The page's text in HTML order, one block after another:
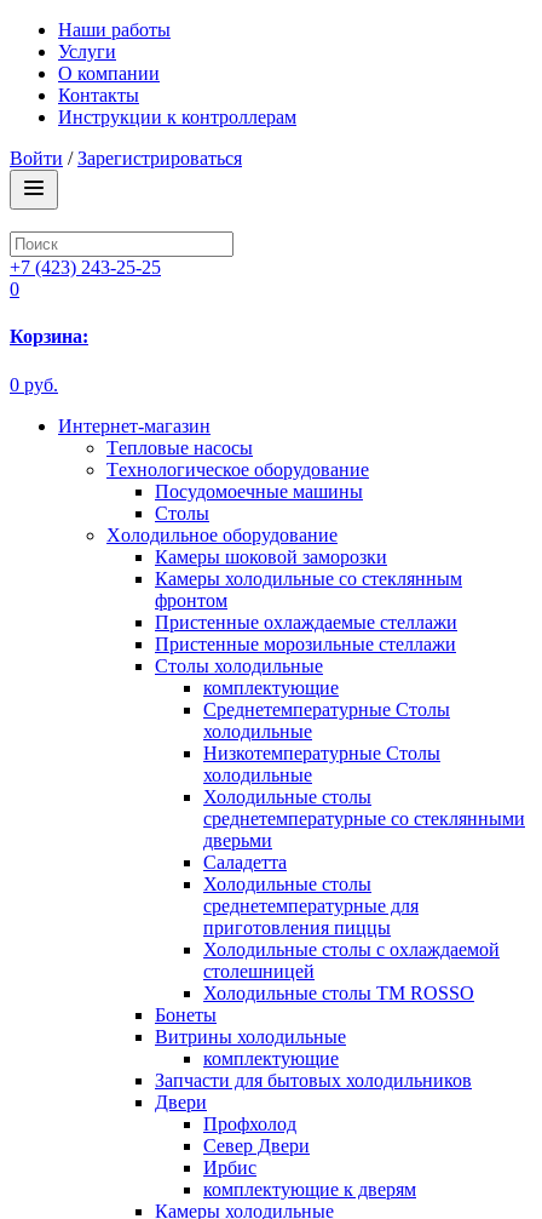
Наши работы
Услуги
О компании
Контакты
Инструкции к контроллерам
Войти /Зарегистрироваться
+7 (423) 243-25-25
0
Корзина:
0 руб.
Интернет-магазин
Tепловые насосы
Tехнологическое оборудование
Посудомоечные машины
Столы
Xолодильное оборудование
Камеры шоковой заморозки
Камеры холодильные со стеклянным
фронтом
Пристенные охлаждаемые стеллажи
Пристенные морозильные стеллажи
Столы холодильные
комплектующие
Среднетемпературные Столы
холодильные
Низкотемпературные Столы
холодильные
Холодильные столы
среднетемпературные со стеклянными
дверьми
Саладетта
Холодильные столы
среднетемпературные для
приготовления пиццы
Холодильные столы с охлаждаемой
столешницей
Холодильные столы ТМ ROSSO
Бонеты
Витрины холодильные
комплектующие
Запчасти для бытовых холодильников
Двери
Профхолод
Север Двери
Ирбис
комплектующие к дверям
Камеры холодильные